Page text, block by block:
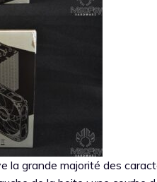
la grande majorité des